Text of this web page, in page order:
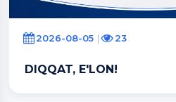
2026-08-05 23
DIQQAT, E'LON!